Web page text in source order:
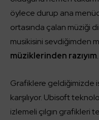
öylece durup ana
ortasında çalan müziği
musikisini sevdiğimden
müziklerinden razıyım.
Grafiklere geldiğimizde
karşılıyor. Ubisoft
izlemeli çılgın grafikleri